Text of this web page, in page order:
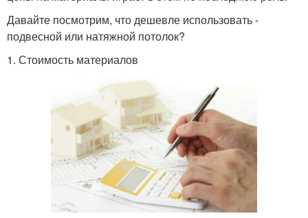
Давайте посмотрим, что дешевле использовать -
подвесной или натяжной потолок?
1. Стоимость материалов